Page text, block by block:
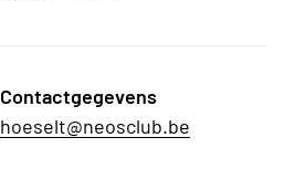
Contactgegevens
hoeselt@neosclub.be